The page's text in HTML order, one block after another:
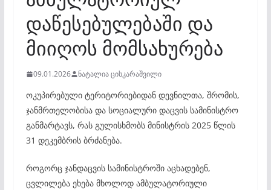
დაწესებულებაში და
მიიღოს მომსახურება
09.01.2026 ნატალია ცისკარაშვილი
ოკუპირებული ტერიტორიებიდან დევნილთა, შრომის,
ჯანმრთელობისა და სოციალური დაცვის სამინისტრო
განმარტავს, რას გულისხმობს მინისტრის 2025 წლის
31 დეკემბრის ბრძანება.
როგორც ჯანდაცვის სამინისტროში აცხადებენ,
ცვლილება ეხება მხოლოდ ამბულატორიული